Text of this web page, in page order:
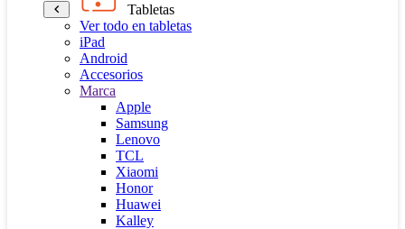
Tabletas
Ver todo en tabletas
iPad
Android
Accesorios
Marca
Apple
Samsung
Lenovo
TCL
Xiaomi
Honor
Huawei
Kalley